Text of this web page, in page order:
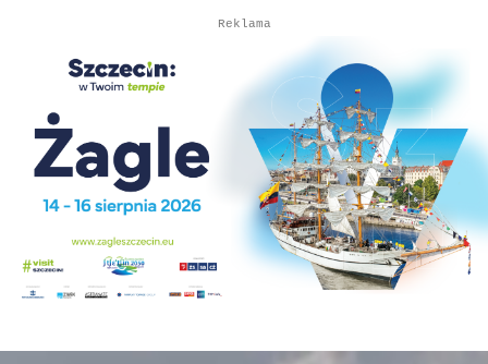
Reklama
Autopromocja